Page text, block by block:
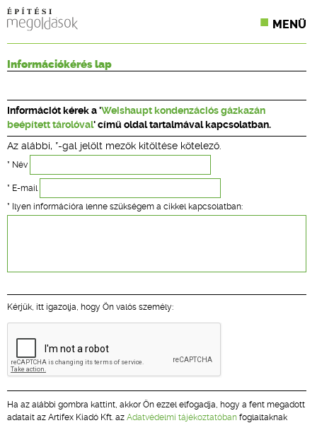
MENÜ
CPR TERMÉKKIÍRÁS
ÉPÍTÉSI JOG
ONLINE KÉPZÉSEK
TERVEZÉSI SEGÉDLETEK
Információkérés lap
Információt kérek a 'Weishaupt kondenzációs gázkazán
beépített tárolóval' című oldal tartalmával kapcsolatban.
Az alábbi, *-gal jelölt mezők kitöltése kötelező.
* Név
* E-mail
* Ilyen információra lenne szükségem a cikkel kapcsolatban:
Kérjük, itt igazolja, hogy Ön valós személy:
Ha az alábbi gombra kattint, akkor Ön ezzel elfogadja, hogy a fent megadott
adatait az Artifex Kiadó Kft. az Adatvédelmi tájékoztatóban foglaltaknak